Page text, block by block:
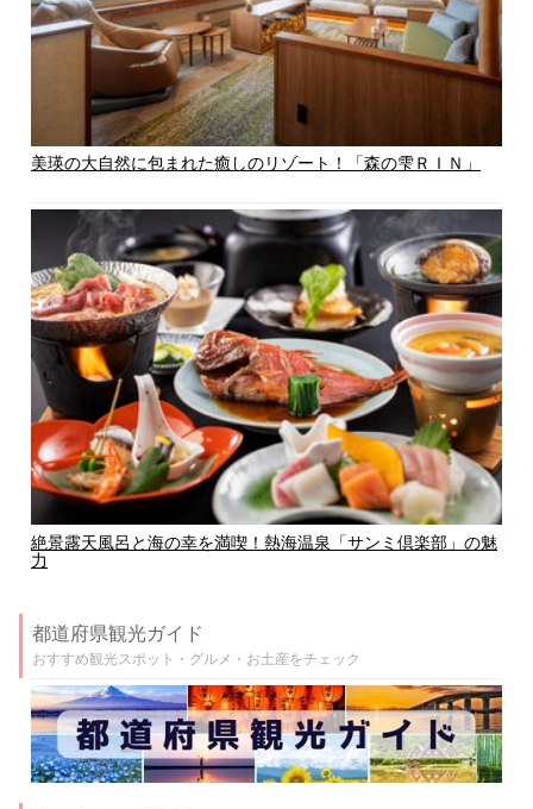
美瑛の大自然に包まれた癒しのリゾート！「森の雫ＲＩＮ」
絶景露天風呂と海の幸を満喫！熱海温泉「サンミ倶楽部」の魅
力
都道府県観光ガイド
おすすめ観光スポット・グルメ・お土産をチェック